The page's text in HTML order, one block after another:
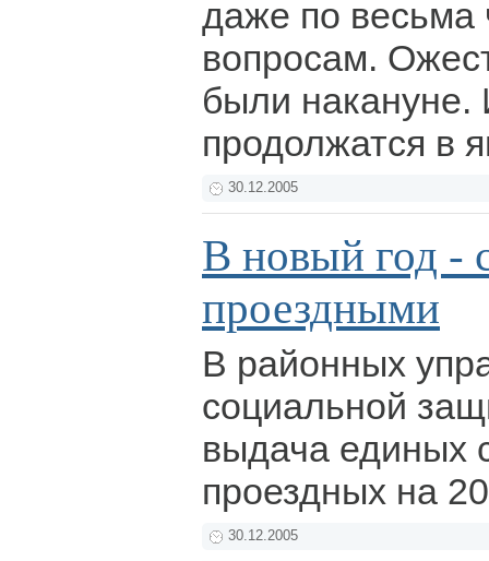
даже по весьма
вопросам.
были накануне.
продолжатся в
30.12.2005
В новый год -
проездными
В районных
социальной
выдача единых
проездных на
30.12.2005